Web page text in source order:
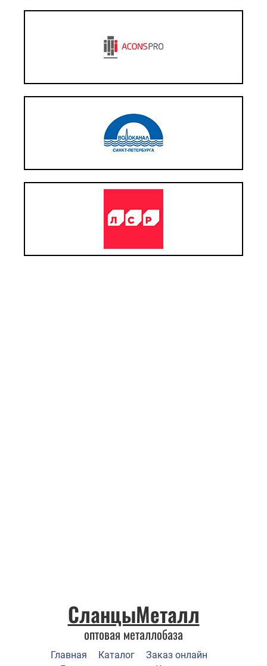
СланцыМеталл
оптовая металлобаза
Главная Каталог
Заказ онлайн